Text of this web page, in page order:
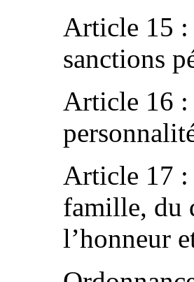
Article 15 :
sanctions
Article 16 :
Article 17 :
famille, du
l’honneur